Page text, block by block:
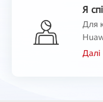
Я
Для
Далі